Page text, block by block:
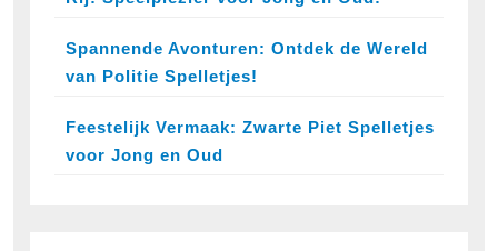
Spannende Avonturen: Ontdek de Wereld
van Politie Spelletjes!
Feestelijk Vermaak: Zwarte Piet Spelletjes
voor Jong en Oud